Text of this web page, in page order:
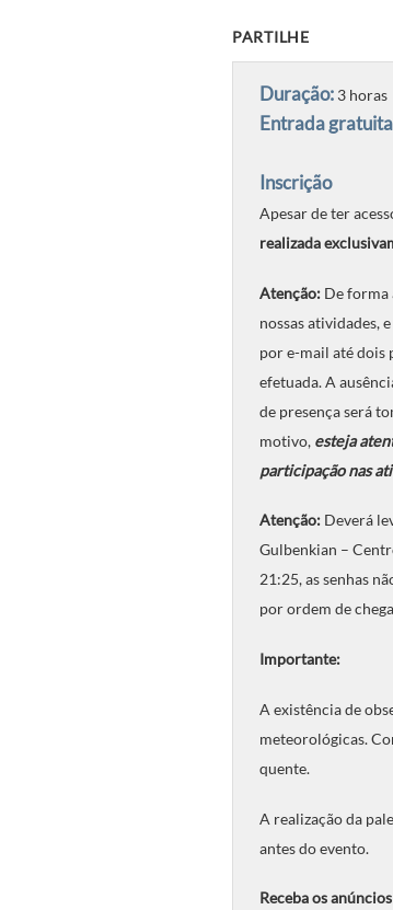
PARTILHE
Duração: 3 horas
Entrada gratuita
Inscrição
Apesar de ter
realizada
Atenção: De forma
nossas atividades,
por e-mail até dois
efetuada. A
de presença será
motivo, esteja
participação nas
Atenção: Deverá
Gulbenkian –
21:25, as senhas
por ordem de
Importante:
A existência de
meteorológicas.
quente.
A realização da
antes do evento.
Receba os